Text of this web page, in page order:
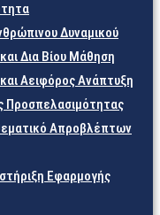
Δυναμικού
Δια Βίου Μάθηση
Αειφόρος Ανάπτυξη
Προσπελασιμότητας
Απροβλέπτων
Εφαρμογής